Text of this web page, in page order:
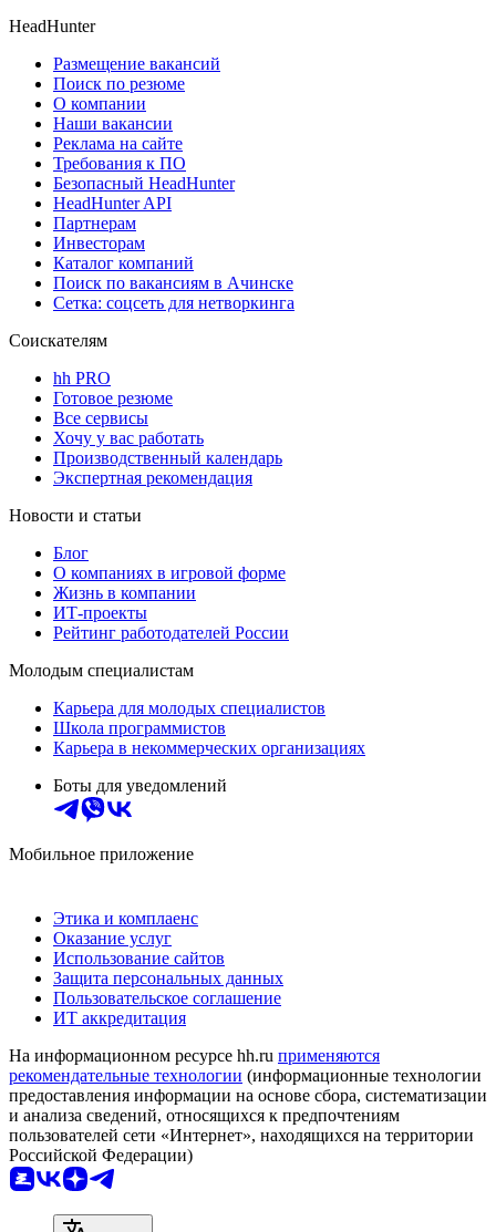
HeadHunter
Размещение вакансий
Поиск по резюме
О компании
Наши вакансии
Реклама на сайте
Требования к ПО
Безопасный HeadHunter
HeadHunter API
Партнерам
Инвесторам
Каталог компаний
Поиск по вакансиям в Ачинске
Сетка: соцсеть для нетворкинга
Соискателям
hh PRO
Готовое резюме
Все сервисы
Хочу у вас работать
Производственный календарь
Экспертная рекомендация
Новости и статьи
Блог
О компаниях в игровой форме
Жизнь в компании
ИТ-проекты
Рейтинг работодателей России
Молодым специалистам
Карьера для молодых специалистов
Школа программистов
Карьера в некоммерческих организациях
Боты для уведомлений
Мобильное приложение
Этика и комплаенс
Оказание услуг
Использование сайтов
Защита персональных данных
Пользовательское соглашение
ИТ аккредитация
На информационном ресурсе hh.ru применяются
рекомендательные технологии (информационные технологии
предоставления информации на основе сбора, систематизации
и анализа сведений, относящихся к предпочтениям
пользователей сети «Интернет», находящихся на территории
Российской Федерации)